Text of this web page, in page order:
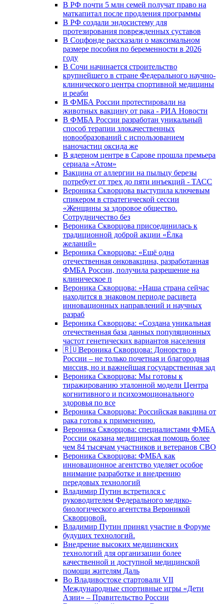
В РФ почти 5 млн семей получат право на
маткапитал после продления программы
В РФ создали эндосистему для
протезирования поврежденных суставов
В Соцфонде рассказали о максимальном
размере пособия по беременности в 2026
году
В Сочи начинается строительство
крупнейшего в стране Федерального научно-
клинического центра спортивной медицины
и реаби
В ФМБА России протестировали на
животных вакцину от рака - РИА Новости
В ФМБА России разработан уникальный
способ терапии злокачественных
новообразований с использованием
наночастиц оксида же
В ядерном центре в Сарове прошла премьера
сериала «Атом»
Вакцина от аллергии на пыльцу березы
потребует от трех до пяти инъекций - ТАСС
Вероника Скворцова выступила ключевым
спикером в стратегической сессии
«Женщины за здоровое общество.
Сотрудничество без
Вероника Скворцова присоединилась к
традиционной доброй акции «Ёлка
желаний»
Вероника Скворцова: «Ещё одна
отечественная онковакцина, разработанная
ФМБА России, получила разрешение на
клиническое п
Вероника Скворцова: «Наша страна сейчас
находится в знаковом периоде расцвета
инновационных направлений и научных
разраб
Вероника Скворцова: «Создана уникальная
отечественная база данных популяционных
частот генетических вариантов населения
🇷🇺Вероника Скворцова: Донорство в
России – не только почетная и благородная
миссия, но и важнейшая государственная зад
Вероника Скворцова: Мы готовы к
тиражированию эталонной модели Центра
когнитивного и психоэмоционального
здоровья по все
Вероника Скворцова: Российская вакцина от
рака готова к применению.
Вероника Скворцова: специалистами ФМБА
России оказана медицинская помощь более
чем 84 тысячам участников и ветеранов СВО
Вероника Скворцова: ФМБА как
инновационное агентство уделяет особое
внимание разработке и внедрению
передовых технологий
Владимир Путин встретился с
руководителем Федерального медико-
биологического агентства Вероникой
Скворцовой.
Владимир Путин принял участие в Форуме
будущих технологий.
Внедрение высоких медицинских
технологий для организации более
качественной и доступной медицинской
помощи жителям Даль
Во Владивостоке стартовали VII
Международные спортивные игры «Дети
Азии» – Правительство России